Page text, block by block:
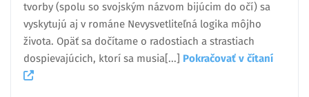
tvorby (spolu so svojským názvom bijúcim do očí) sa
vyskytujú aj v románe Nevysvetliteľná logika môjho
života. Opäť sa dočítame o radostiach a strastiach
dospievajúcich, ktorí sa musia[...] Pokračovať v čítaní